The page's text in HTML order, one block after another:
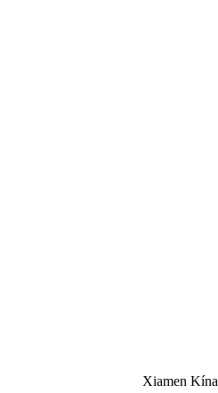
Xiamen Kína